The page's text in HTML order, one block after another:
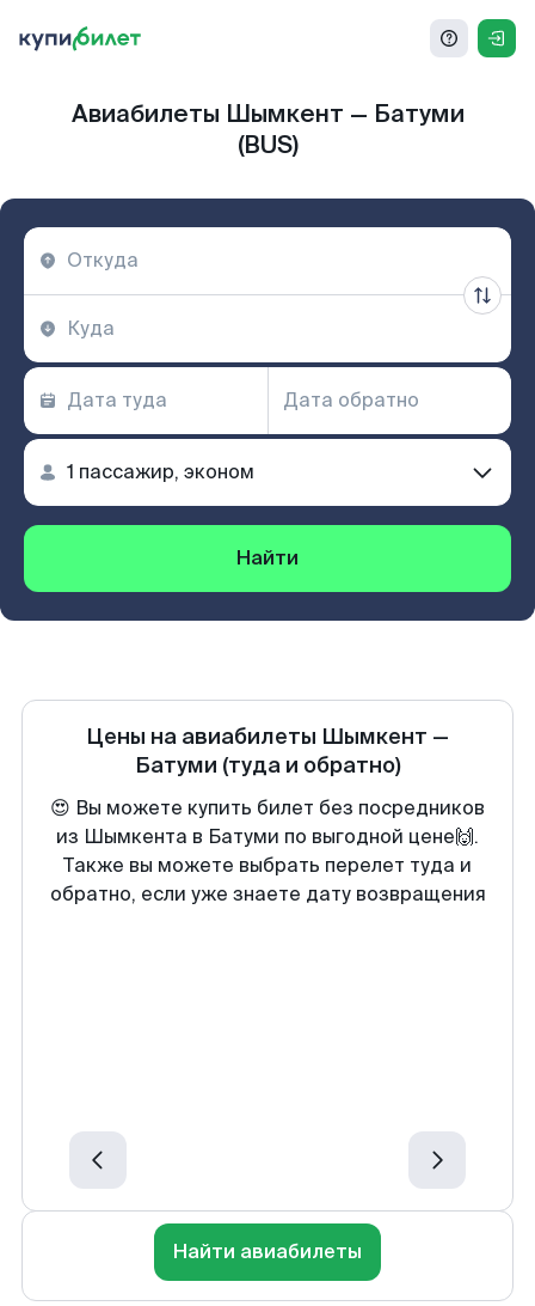
Авиабилеты Шымкент — Батуми
(BUS)
Найти
Цены на авиабилеты Шымкент —
Батуми (туда и обратно)
😍 Вы можете купить билет без посредников
из Шымкента в Батуми по выгодной цене🙌.
Также вы можете выбрать перелет туда и
обратно, если уже знаете дату возвращения
Найти авиабилеты